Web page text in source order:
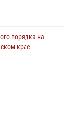
порядка на
крае